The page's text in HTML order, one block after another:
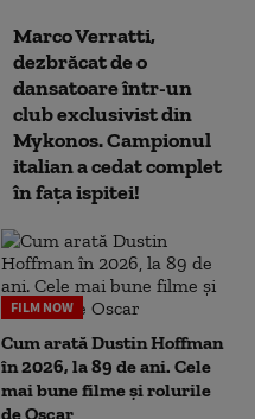
Marco Verratti,
dezbrăcat de o
dansatoare într-un
club exclusivist din
Mykonos. Campionul
italian a cedat complet
în fața ispitei!
FILM NOW
Cum arată Dustin Hoffman
în 2026, la 89 de ani. Cele
mai bune filme și rolurile
de Oscar